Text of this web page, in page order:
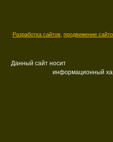
Разработка сайтов, продвижение
Данный сайт носит
информационный